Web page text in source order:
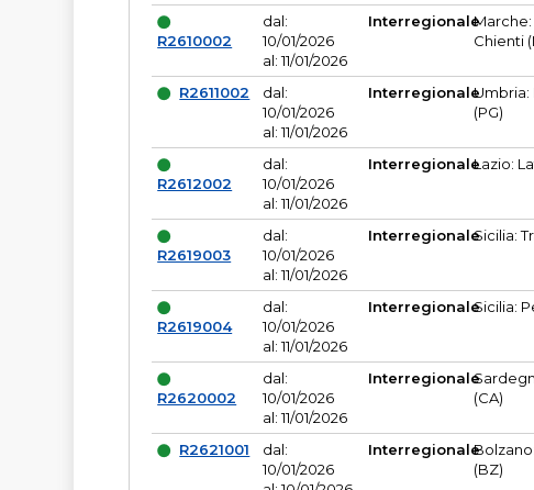
R2610002
dal:
10/01/2026
al: 11/01/2026
Interregionale
Chienti
R2611002
dal:
10/01/2026
al: 11/01/2026
InterregionaleUmbria:
(PG)
R2612002
dal:
10/01/2026
al: 11/01/2026
InterregionaleLazio:
R2619003
dal:
10/01/2026
al: 11/01/2026
InterregionaleSicilia:
R2619004
dal:
10/01/2026
al: 11/01/2026
InterregionaleSicilia:
R2620002
dal:
10/01/2026
al: 11/01/2026
Interregionale
(CA)
R2621001
dal:
10/01/2026
Interregionale
(BZ)